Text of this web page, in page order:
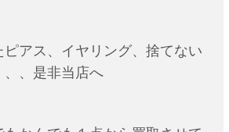
アス、イヤリング、捨てない
、是非当店へ